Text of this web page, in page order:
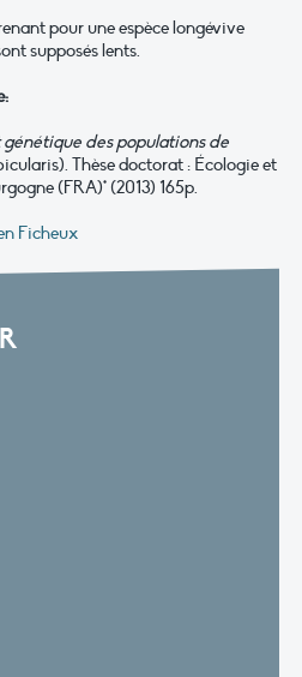
pour une espèce longévive
supposés lents.
des populations de
Thèse doctorat : Écologie et
(FRA)* (2013) 165p.
Ficheux